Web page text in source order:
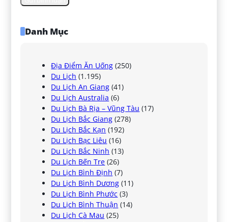
Danh Mục
Địa Điểm Ăn Uống (250)
Du Lịch (1.195)
Du Lịch An Giang (41)
Du Lịch Australia (6)
Du Lịch Bà Rịa – Vũng Tàu (17)
Du Lịch Bắc Giang (278)
Du Lịch Bắc Kạn (192)
Du Lịch Bạc Liêu (16)
Du Lịch Bắc Ninh (13)
Du Lịch Bến Tre (26)
Du Lịch Bình Định (7)
Du Lịch Bình Dương (11)
Du Lịch Bình Phước (3)
Du Lịch Bình Thuận (14)
Du Lịch Cà Mau (25)